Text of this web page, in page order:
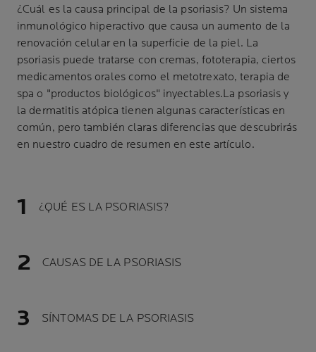
¿Cuál es la causa principal de la psoriasis? Un sistema
inmunológico hiperactivo que causa un aumento de la
renovación celular en la superficie de la piel. La
psoriasis puede tratarse con cremas, fototerapia, ciertos
medicamentos orales como el metotrexato, terapia de
spa o "productos biológicos" inyectables.La psoriasis y
la dermatitis atópica tienen algunas características en
común, pero también claras diferencias que descubrirás
en nuestro cuadro de resumen en este artículo.
¿QUÉ ES LA PSORIASIS?
CAUSAS DE LA PSORIASIS
SÍNTOMAS DE LA PSORIASIS